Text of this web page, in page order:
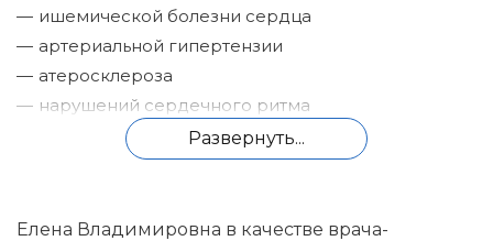
ишемической болезни сердца
артериальной гипертензии
атеросклероза
нарушений сердечного ритма
кардиомиопатии различного генеза
заболеваний воспалительного характера
дислипидемии
Развернуть...
Елена Владимировна в качестве врача-